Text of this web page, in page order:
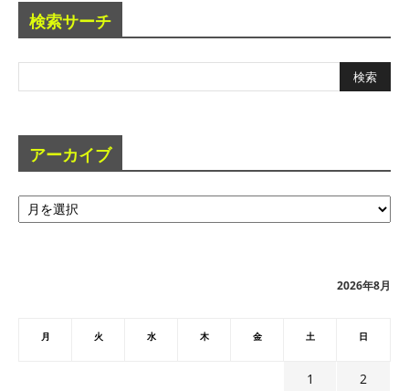
検索サーチ
アーカイブ
ア
ー
2026年8月
月 火 水 木 金 土 日
1
2